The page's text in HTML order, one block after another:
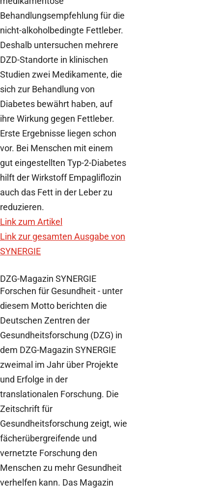
Behandlungsempfehlung für die
nicht-alkoholbedingte Fettleber.
Deshalb untersuchen mehrere
DZD-Standorte in klinischen
Studien zwei Medikamente, die
sich zur Behandlung von
Diabetes bewährt haben, auf
ihre Wirkung gegen Fettleber.
Erste Ergebnisse liegen schon
vor. Bei Menschen mit einem
gut eingestellten Typ-2-Diabetes
hilft der Wirkstoff Empagliflozin
auch das Fett in der Leber zu
reduzieren.
Link zum Artikel
Link zur gesamten Ausgabe von
SYNERGIE
DZG-Magazin SYNERGIE
Forschen für Gesundheit - unter
diesem Motto berichten die
Deutschen Zentren der
Gesundheitsforschung (DZG) in
dem DZG-Magazin SYNERGIE
zweimal im Jahr über Projekte
und Erfolge in der
translationalen Forschung. Die
Zeitschrift für
Gesundheitsforschung zeigt, wie
fächerübergreifende und
vernetzte Forschung den
Menschen zu mehr Gesundheit
verhelfen kann. Das Magazin